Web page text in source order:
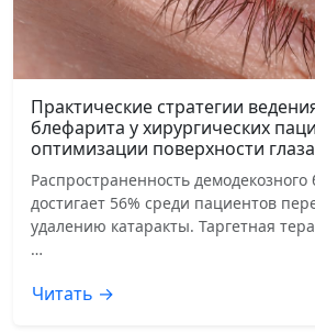
Практические стратегии
блефарита у хирургических
оптимизации поверхности глаза
Распространенность демодекозного
достигает 56% среди пациентов
удалению катаракты. Таргетная
…
Читать →